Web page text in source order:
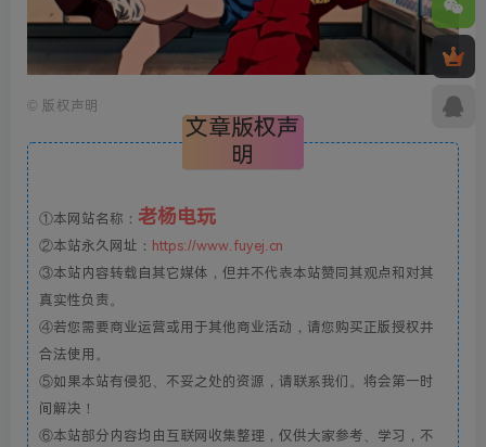
© 版权声明
文章版权声
明
①本网站名称： 老杨电玩
②本站永久网址： https://www.fuyej.cn
③本站内容转载自其它媒体，但并不代表本站赞同其观点和对其
真实性负责。
④若您需要商业运营或用于其他商业活动，请您购买正版授权并
合法使用。
⑤如果本站有侵犯、不妥之处的资源，请联系我们。将会第一时
间解决！
⑥本站部分内容均由互联网收集整理，仅供大家参考、学习，不